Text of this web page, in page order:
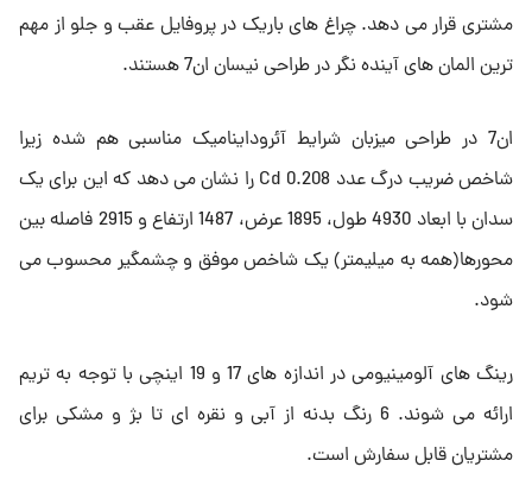
مشتری قرار می دهد. چراغ های باریک در پروفایل عقب و جلو از مهم
ترین المان های آینده نگر در طراحی نیسان ان7 هستند.
ان7 در طراحی میزبان شرایط آئروداینامیک مناسبی هم شده زیرا
شاخص ضریب درگ عدد 0.208 Cd را نشان می دهد که این برای یک
سدان با ابعاد 4930 طول، 1895 عرض، 1487 ارتفاع و 2915 فاصله بین
محورها(همه به میلیمتر) یک شاخص موفق و چشمگیر محسوب می
شود.
رینگ های آلومینیومی در اندازه های 17 و 19 اینچی با توجه به تریم
ارائه می شوند. 6 رنگ بدنه از آبی و نقره ای تا بژ و مشکی برای
مشتریان قابل سفارش است.